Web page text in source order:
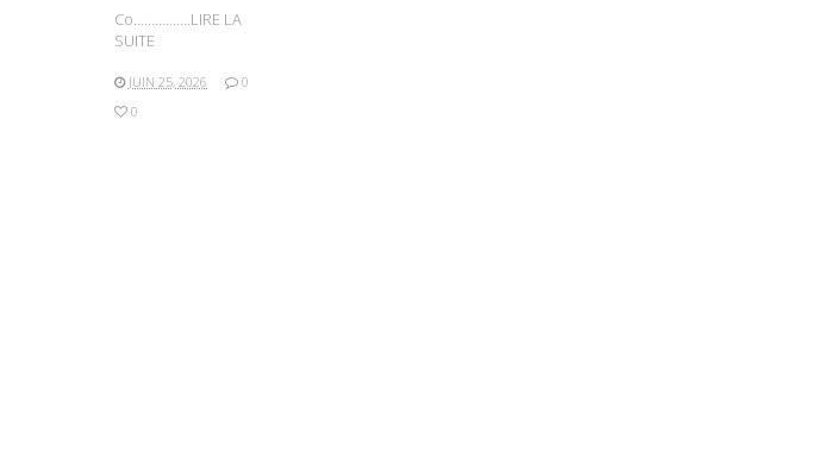
Co…………….LIRE LA
SUITE
JUIN 25, 2026
0
0